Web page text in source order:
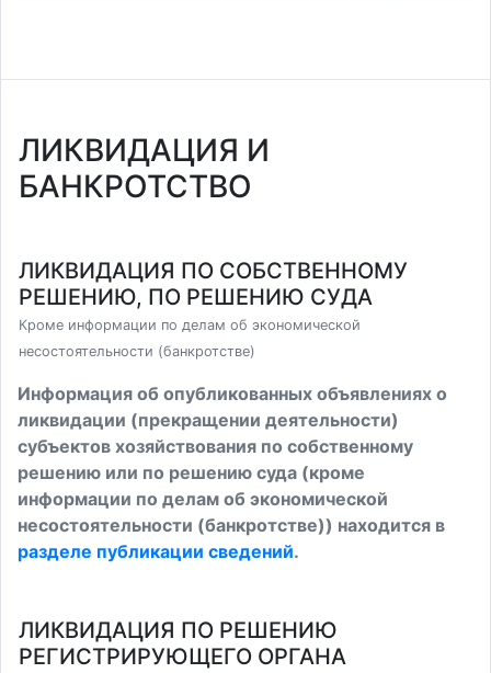
ЛИКВИДАЦИЯ И
БАНКРОТСТВО
ЛИКВИДАЦИЯ ПО СОБСТВЕННОМУ
РЕШЕНИЮ, ПО РЕШЕНИЮ СУДА
Кроме информации по делам об экономической
несостоятельности (банкротстве)
Информация об опубликованных объявлениях о
ликвидации (прекращении деятельности)
субъектов хозяйствования по собственному
решению или по решению суда (кроме
информации по делам об экономической
несостоятельности (банкротстве)) находится в
разделе публикации сведений.
ЛИКВИДАЦИЯ ПО РЕШЕНИЮ
РЕГИСТРИРУЮЩЕГО ОРГАНА